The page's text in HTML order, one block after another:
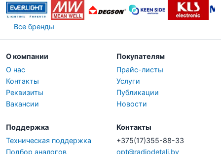
Все бренды
О компании
О нас
Контакты
Реквизиты
Вакансии
Покупателям
Прайс-листы
Услуги
Публикации
Новости
Поддержка
Техническая поддержка
Подбор аналогов
Контакты
+375(17)355-88-33
opt@radiodetali.by